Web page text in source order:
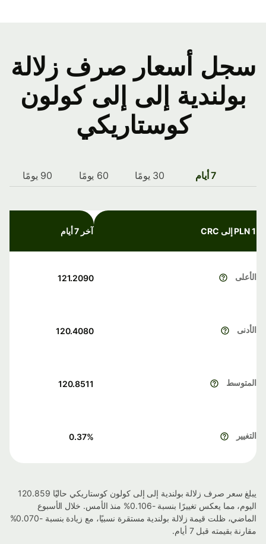
سجل أسعار صرف زلالة
بولندية إلى إلى كولون
كوستاريكي
7 أيام 30 يومًا 60 يومًا 90 يومًا
1 PLN إلى CRC آخر 7 أيام
الأعلى 121.2090
الأدنى 120.4080
المتوسط 120.8511
التغيير 0.37%
يبلغ سعر صرف زلالة بولندية إلى إلى كولون كوستاريكي حاليًا 120.859
اليوم، مما يعكس تغييرًا بنسبة -0.106% منذ الأمس. خلال الأسبوع
الماضي، ظلت قيمة زلالة بولندية مستقرة نسبيًا، مع زيادة بنسبة -0.070%
مقارنة بقيمته قبل 7 أيام.